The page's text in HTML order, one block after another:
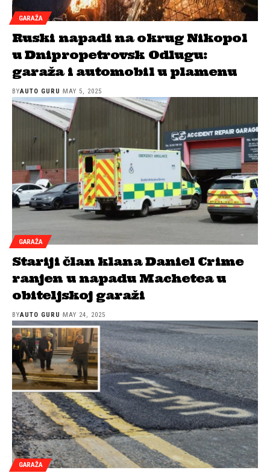
GARAŽA
Ruski napadi na okrug Nikopol
u Dnipropetrovsk Odlugu:
garaža i automobil u plamenu
BYAUTO GURU MAY 5, 2025
GARAŽA
Stariji član klana Daniel Crime
ranjen u napadu Machetea u
obiteljskoj garaži
BYAUTO GURU MAY 24, 2025
GARAŽA